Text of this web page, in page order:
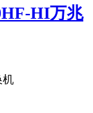
HI万兆